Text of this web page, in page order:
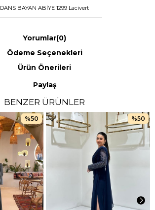
DANS BAYAN ABİYE 1299 Lacivert
Yorumlar(0)
Ödeme Seçenekleri
Ürün Önerileri
Paylaş
BENZER ÜRÜNLER
%50 %50